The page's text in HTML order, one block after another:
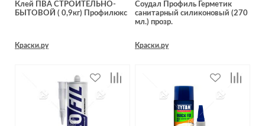
Клей ПВА СТРОИТЕЛЬНО-
БЫТОВОЙ ( 0,9кг) Профилюкс
Краски.ру
Соудал Профиль Герметик
санитарный силиконовый (270
мл.) прозр.
Краски.ру